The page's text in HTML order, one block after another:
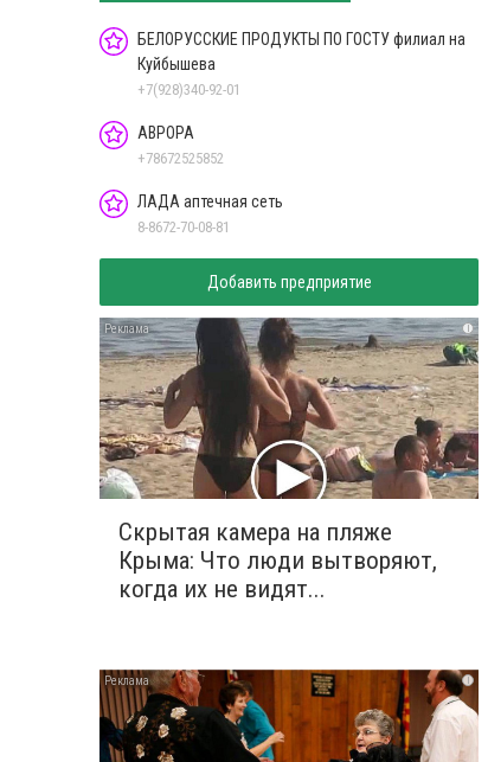
БЕЛОРУССКИЕ ПРОДУКТЫ ПО ГОСТУ филиал на
Куйбышева
+7(928)340-92-01
АВРОРА
+78672525852
ЛАДА аптечная сеть
8-8672-70-08-81
Добавить предприятие
i
Скрытая камера на пляже
Крыма: Что люди вытворяют,
когда их не видят...
i